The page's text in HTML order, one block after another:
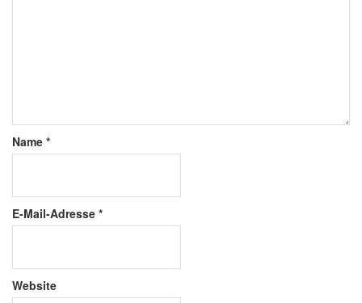
Name *
E-Mail-Adresse *
Website